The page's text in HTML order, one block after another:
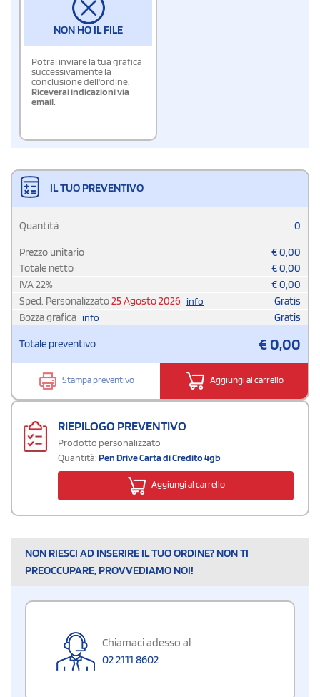
NON HO IL FILE
Potrai inviare la tua grafica
successivamente la
conclusione dell'ordine.
Riceverai indicazioni via
email.
IL TUO PREVENTIVO
Quantità 0
Prezzo unitario €0,00
Totale netto
€0,00
IVA22% €0,00
Sped. Personalizzato25 Agosto 2026 info
Gratis
Bozza grafica info Gratis
Totale preventivo €0,00
Stampa preventivo Aggiungi al carrello
RIEPILOGO PREVENTIVO
Prodotto personalizzato
Quantità:Pen Drive Carta di Credito 4gb
Aggiungi al carrello
NON RIESCI AD INSERIRE IL TUO ORDINE? NON TI
PREOCCUPARE, PROVVEDIAMO NOI!
Chiamaci adesso al
02 2111 8602